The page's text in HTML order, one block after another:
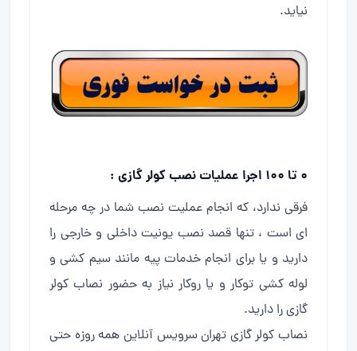
نیاید.
۰ تا ۱۰۰ اجرا عملیات نصب کولر گازی :
فرقی ندارد، که انجام عملیت نصب شما در چه مرحله
ای است ، تنها قصد نصب یونیت داخلی و خارجی را
دارید و یا برای انجام خدمات پیه مانند سیم کشی و
لوله کشی توکار و یا روکار نیاز به حضور نصاب کولر
گازی را دارید.
نصاب کولر گازی تهران سرویس آنلاین همه روزه حتی